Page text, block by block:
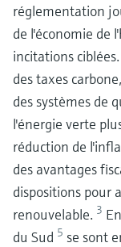
réglementation
de l'économie de
incitations
des taxes
des systèmes de
l'énergie verte
réduction de
des avantages
dispositions pour
renouvelable. 3
du Sud 5 se sont